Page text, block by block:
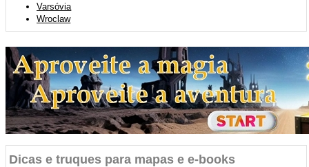
Varsóvia
Wroclaw
Dicas e truques para mapas e e-books